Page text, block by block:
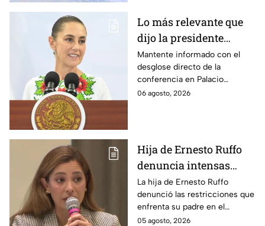
Lo más relevante que
dijo la presidente
Claudia Sheinbaum
hoy jueves 6 de agosto
en la mañanera
Mantente informado con el
desglose directo de la
conferencia en Palacio
Nacional este jueves 6 de
06 agosto, 2026
Hija de Ernesto Ruffo
denuncia intensas
restricciones en el
Altiplano; buscan que
salga del penal
La hija de Ernesto Ruffo
denunció las restricciones que
enfrenta su padre en el
Altiplano y anunció que
05 agosto, 2026